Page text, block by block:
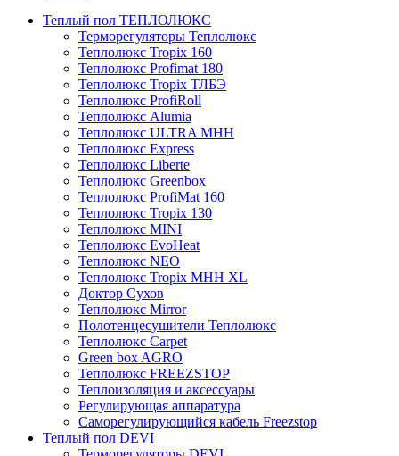
Теплый пол ТЕПЛОЛЮКС
Терморегуляторы Теплолюкс
Теплолюкс Tropix 160
Теплолюкс Profimat 180
Теплолюкс Tropix ТЛБЭ
Теплолюкс ProfiRoll
Теплолюкс Alumia
Теплолюкс ULTRA МНН
Теплолюкс Express
Теплолюкс Liberte
Теплолюкс Greenbox
Теплолюкс ProfiMat 160
Теплолюкс Tropix 130
Теплолюкс MINI
Теплолюкс EvoHeat
Теплолюкс NEO
Теплолюкс Tropix МНН XL
Доктор Сухов
Теплолюкс Mirror
Полотенцесушители Теплолюкс
Теплолюкс Carpet
Green box AGRO
Теплолюкс FREEZSTOP
Теплоизоляция и аксессуары
Регулирующая аппаратура
Cаморегулирующийся кабель Freezstop
Теплый пол DEVI